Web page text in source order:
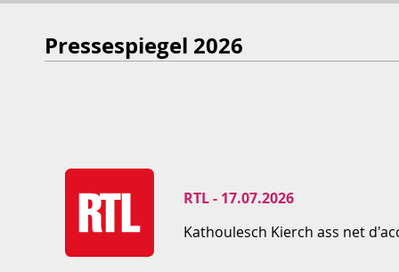
Pressespiegel 2026
RTL - 17.07.2026
Kathoulesch Kierch ass net